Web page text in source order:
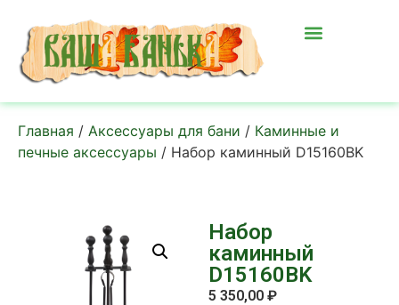
Главная / Аксессуары для бани / Каминные и
печные аксессуары / Набор каминный D15160BK
Набор
каминный
D15160BK
5 350,00 ₽